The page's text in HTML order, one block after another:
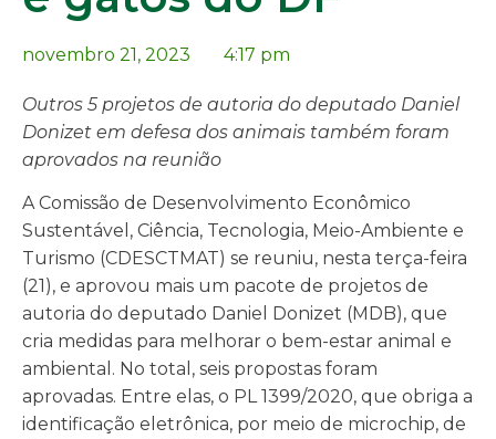
novembro 21, 2023 4:17 pm
Outros 5 projetos de autoria do deputado Daniel
Donizet em defesa dos animais também foram
aprovados na reunião
A Comissão de Desenvolvimento Econômico
Sustentável, Ciência, Tecnologia, Meio-Ambiente e
Turismo (CDESCTMAT) se reuniu, nesta terça-feira
(21), e aprovou mais um pacote de projetos de
autoria do deputado Daniel Donizet (MDB), que
cria medidas para melhorar o bem-estar animal e
ambiental. No total, seis propostas foram
aprovadas. Entre elas, o PL 1399/2020, que obriga a
identificação eletrônica, por meio de microchip, de